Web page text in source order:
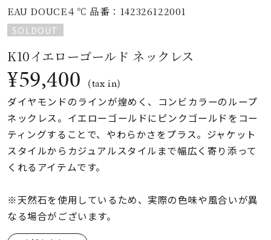
石の色
ファッションテイス
着用シーン
コレクション
リングサイズ
～
EAU DOUCE４℃ 品番：142326122001
SOLDOUT
K10イエローゴールド ネックレス
¥59,400 (tax in)
ダイヤモンドのラインが煌めく、コンビカラーのループ
ネックレス。イエローゴールドにピンクゴールドをコー
ティングすることで、やわらかさをプラス。ジャケット
スタイルからカジュアルスタイルまで幅広く寄り添って
くれるアイテムです。
※天然石を使用しているため、実際の色味や風合いが異
なる場合がございます。